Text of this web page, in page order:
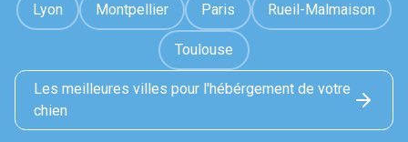
Lyon Montpellier Paris Rueil-Malmaison
Toulouse
Les meilleures villes pour l'hébérgement de votre
chien